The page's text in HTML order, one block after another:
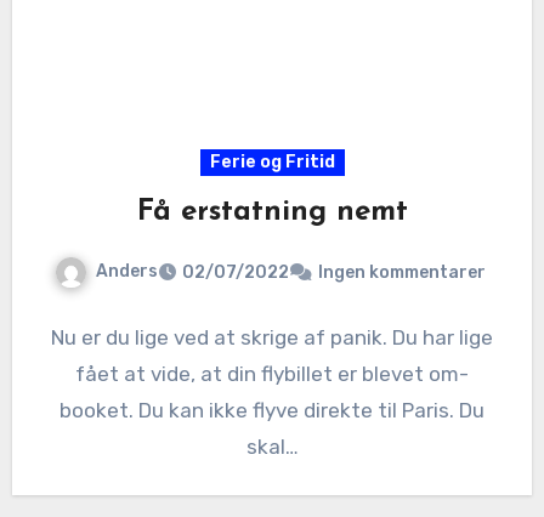
Ferie og Fritid
Få erstatning nemt
Anders 02/07/2022 Ingen kommentarer
Nu er du lige ved at skrige af panik. Du har lige
fået at vide, at din flybillet er blevet om-
booket. Du kan ikke flyve direkte til Paris. Du
skal…